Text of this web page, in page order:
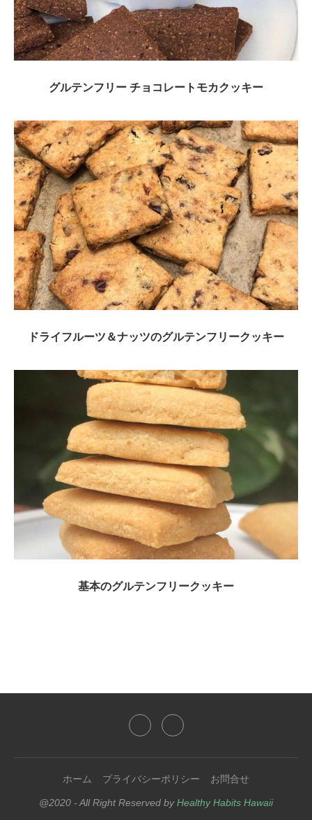
グルテンフリー チョコレートモカクッキー
ドライフルーツ＆ナッツのグルテンフリークッキー
基本のグルテンフリークッキー
ホーム プライバシーポリシー お問合せ
@2020 - All Right Reserved byHealthy Habits Hawaii